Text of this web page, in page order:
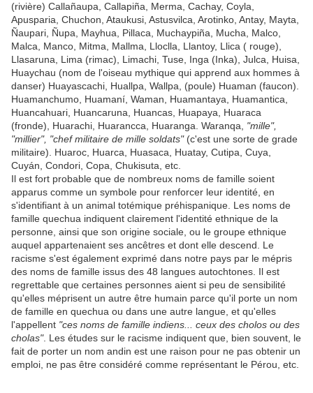
(rivière) Callañaupa, Callapiña, Merma, Cachay, Coyla,
Apusparia, Chuchon, Ataukusi, Astusvilca, Arotinko, Antay, Mayta,
Ñaupari, Ñupa, Mayhua, Pillaca, Muchaypiña, Mucha, Malco,
Malca, Manco, Mitma, Mallma, Lloclla, Llantoy, Llica ( rouge),
Llasaruna, Lima (rimac), Limachi, Tuse, Inga (Inka), Julca, Huisa,
Huaychau (nom de l'oiseau mythique qui apprend aux hommes à
danser) Huayascachi, Huallpa, Wallpa, (poule) Huaman (faucon).
Huamanchumo, Huamaní, Waman, Huamantaya, Huamantica,
Huancahuari, Huancaruna, Huancas, Huapaya, Huaraca
(fronde), Huarachi, Huarancca, Huaranga. Waranqa, "mille",
"millier", "chef militaire de mille soldats" (c'est une sorte de grade
militaire). Huaroc, Huarca, Huasaca, Huatay, Cutipa, Cuya,
Cuyán, Condori, Copa, Chukisuta, etc.
Il est fort probable que de nombreux noms de famille soient
apparus comme un symbole pour renforcer leur identité, en
s'identifiant à un animal totémique préhispanique. Les noms de
famille quechua indiquent clairement l'identité ethnique de la
personne, ainsi que son origine sociale, ou le groupe ethnique
auquel appartenaient ses ancêtres et dont elle descend. Le
racisme s'est également exprimé dans notre pays par le mépris
des noms de famille issus des 48 langues autochtones. Il est
regrettable que certaines personnes aient si peu de sensibilité
qu'elles méprisent un autre être humain parce qu'il porte un nom
de famille en quechua ou dans une autre langue, et qu'elles
l'appellent "ces noms de famille indiens... ceux des cholos ou des
cholas". Les études sur le racisme indiquent que, bien souvent, le
fait de porter un nom andin est une raison pour ne pas obtenir un
emploi, ne pas être considéré comme représentant le Pérou, etc.